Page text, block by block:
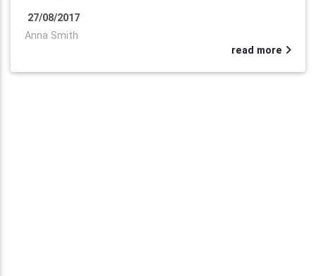
27/08/2017
Anna Smith
read more